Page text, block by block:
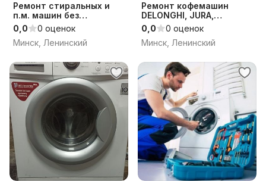
Ремонт стиральных и
п.м. машин без
посредников
0,0
0 оценок
Минск, Ленинский
Ремонт кофемашин
DELONGHI, JURA,
SIEMENS, KRUPS, NIVONA,
SAECO и др.
0,0
0 оценок
Минск, Ленинский